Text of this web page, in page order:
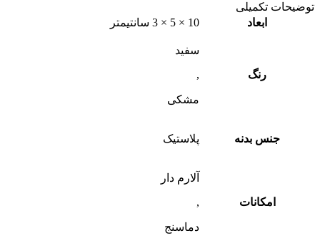
توضیحات تکمیلی
ابعاد
10 × 5 × 3 سانتیمتر
رنگ
سفید
,
مشکی
جنس بدنه پلاستیک
امکانات
آلارم دار
,
دماسنج